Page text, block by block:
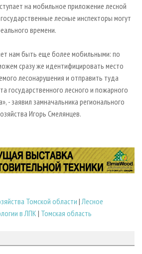
на мобильное приложение лесной
лесные инспекторы могут
времени.
нам быть еще более мобильными: по
сразу же идентифицировать место
лесонарушения и отправить туда
государственного лесного и пожарного
- заявил замначальника регионального
Игорь Смелянцев.
Томской области |Лесное
в ЛПК | Томская область